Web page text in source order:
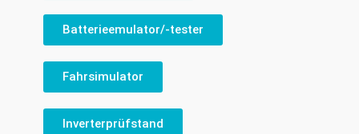
Batterieemulator/-tester
Fahrsimulator
Inverterprüfstand